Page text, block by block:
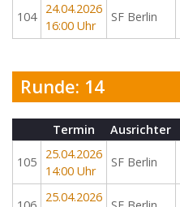
104
24.04.2026
16:00 Uhr
SF Berlin
Runde: 14
Termin Ausrichter
105
25.04.2026
14:00 Uhr
SF Berlin
25.04.2026